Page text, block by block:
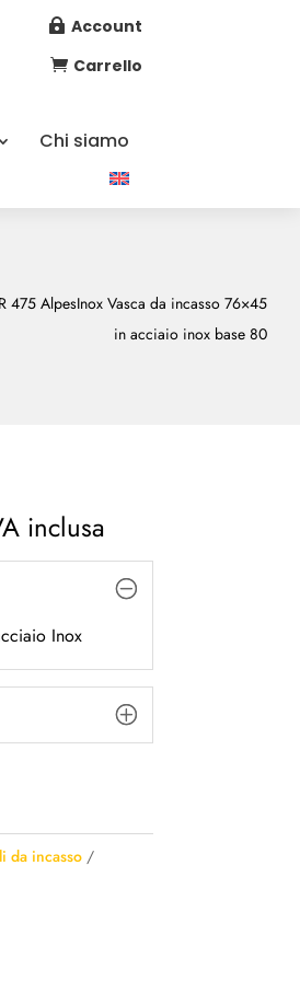
 Account
 Carrello
Chi siamo
475 AlpesInox Vasca da incasso 76×45
in acciaio inox base 80
inclusa
Inox
da incasso